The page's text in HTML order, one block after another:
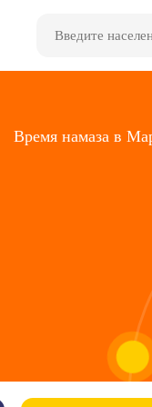
Время намаза в